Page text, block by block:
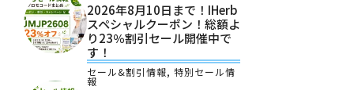
2026年8月10日まで！iHerb
スペシャルクーポン！総額よ
り23％割引セール開催中で
す！
セール&割引情報, 特別セール情
報